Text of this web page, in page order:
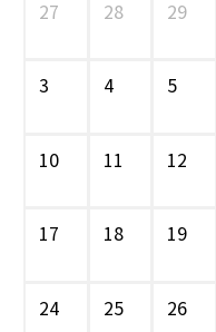
27 28 29
3 4 5
10 11 12
17 18 19
24 25 26